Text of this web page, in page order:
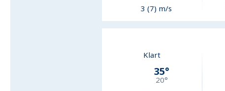
3 (7) m/s
Klart
35°
20°